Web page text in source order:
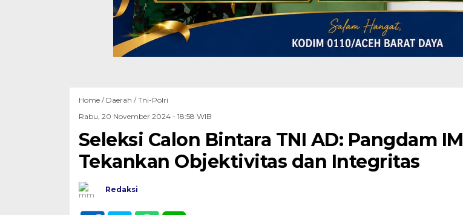
Home / Daerah /Tni-Polri
Rabu, 20 November 2024 - 18:58 WIB
Seleksi Calon Bintara TNI AD: Pangdam IM
Tekankan Objektivitas dan Integritas
Redaksi